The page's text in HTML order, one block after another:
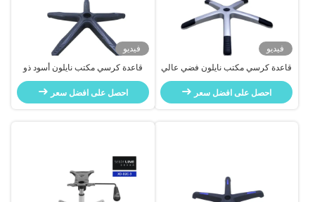
فيديو
قاعدة كرسي مكتب نايلون فضي عالي
الجودة من 700 مم مع دعم أسفل
الحلقات
احصل على افضل سعر
فيديو
قاعدة كرسي مكتب نايلون أسود ذو
الجودة العالية 640 ملم مع دعم فقري
و أدوات
احصل على افضل سعر